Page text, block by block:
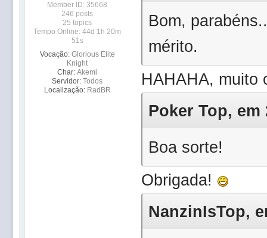
Member ID: 35668
246 posts
25 topics
Tempo Online: 44d 1h 20m
51s
Vocação: Glorious Elite
Knight
Char: Akemi
Servidor: Todos
Localização: RadBR
Bom,
mérito.
HAHAHA, muito
Poker Top, em
Boa sorte!
Obrigada!
NanzinIsTop,